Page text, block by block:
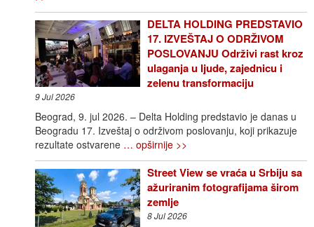
DELTA HOLDING PREDSTAVIO
17. IZVEŠTAJ O ODRŽIVOM
POSLOVANJU Održivi rast kroz
ulaganja u ljude, zajednicu i
zelenu transformaciju
9 Jul 2026
Beograd, 9. jul 2026. – Delta Holding predstavio je danas u
Beogradu 17. Izveštaj o održivom poslovanju, koji prikazuje
rezultate ostvarene … opširnije >>
Street View se vraća u Srbiju sa
ažuriranim fotografijama širom
zemlje
8 Jul 2026